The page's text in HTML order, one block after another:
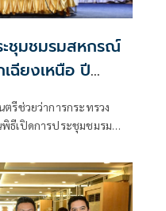
ะชุมชมรมสหกรณ์
ฉียงเหนือ ปี
สาน
รีช่วยว่าการกระทรวง
ธีเปิดการประชุมชมรม